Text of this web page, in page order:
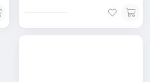
افزودن